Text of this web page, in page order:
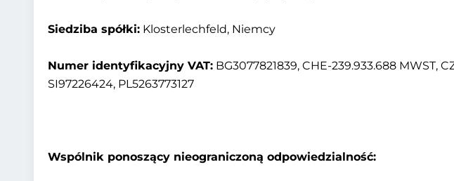
Siedziba spółki: Klosterlechfeld, Niemcy
Numer identyfikacyjny VAT: BG3077821839, CHE-239.933.688 MWST,
SI97226424, PL5263773127
Wspólnik ponoszący nieograniczoną odpowiedzialność: